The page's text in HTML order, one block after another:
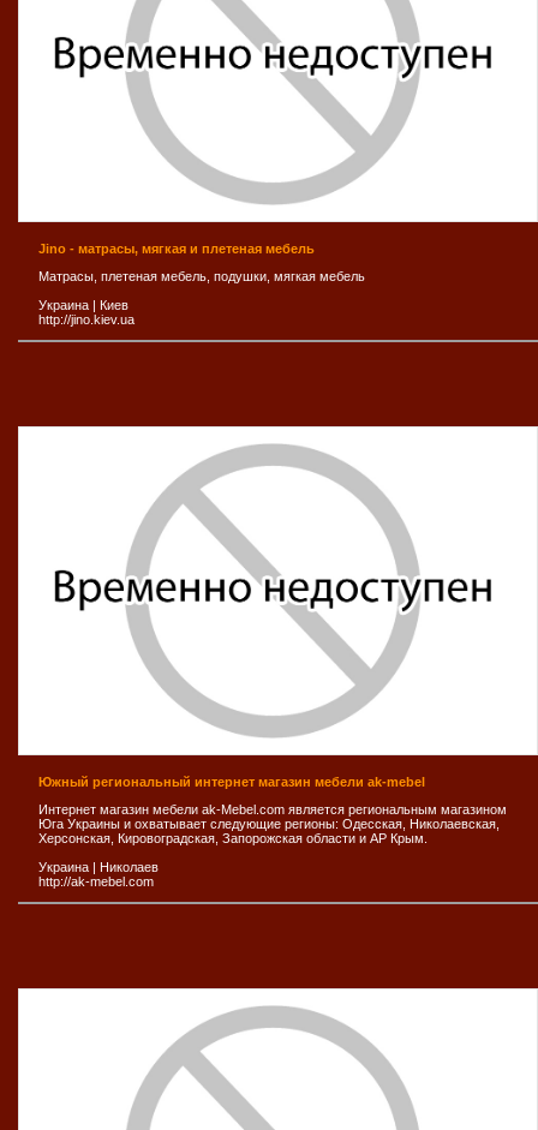
Jino - матрасы, мягкая и плетеная мебель
Матрасы, плетеная мебель, подушки, мягкая мебель
Украина | Киев
http://jino.kiev.ua
Южный региональный интернет магазин мебели ak-mebel
Интернет магазин мебели ak-Mebel.com является региональным магазином
Юга Украины и охватывает следующие регионы: Одесская, Николаевская,
Херсонская, Кировоградская, Запорожская области и АР Крым.
Украина | Николаев
http://ak-mebel.com